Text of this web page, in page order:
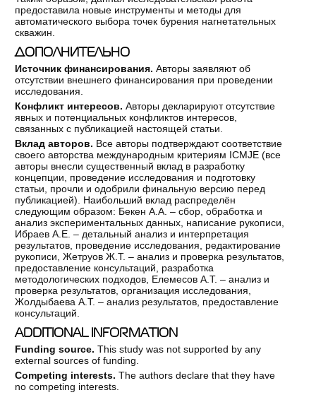
предоставила новые инструменты и методы для
автоматического выбора точек бурения нагнетательных
скважин.
ДОПОЛНИТЕЛЬНО
Источник финансирования. Авторы заявляют об
отсутствии внешнего финансирования при проведении
исследования.
Конфликт интересов.Авторы декларируют отсутствие
явных и потенциальных конфликтов интересов,
связанных с публикацией настоящей статьи.
Вклад авторов. Все авторы подтверждают соответствие
своего авторства международным критериям ICMJE (все
авторы внесли существенный вклад в разработку
концепции, проведение исследования и подготовку
статьи, прочли и одобрили финальную версию перед
публикацией). Наибольший вклад распределён
следующим образом: Бекен А.А. – сбор, обработка и
анализ экспериментальных данных, написание рукописи,
Ибраев А.Е. – детальный анализ и интерпретация
результатов, проведение исследования, редактирование
рукописи, Жетруов Ж.Т. – анализ и проверка результатов,
предоставление консультаций, разработка
методологических подходов, Елемесов А.Т. – анализ и
проверка результатов, организация исследования,
Жолдыбаева А.Т. – анализ результатов, предоставление
консультаций.
ADDITIONAL INFORMATION
Funding source. This study was not supported by any
external sources of funding.
Competing interests. The authors declare that they have
no competing interests.